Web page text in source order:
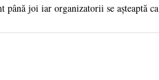
până joi iar organizatorii se așteaptă ca